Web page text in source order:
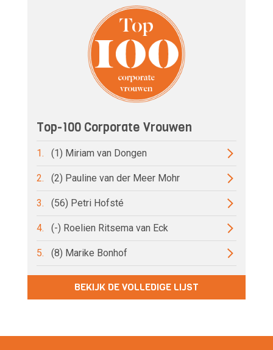
Top-100 Corporate Vrouwen
1. (1) Miriam van Dongen
2. (2) Pauline van der Meer Mohr
3. (56) Petri Hofsté
4. (-) Roelien Ritsema van Eck
5. (8) Marike Bonhof
BEKIJK DE VOLLEDIGE LIJST